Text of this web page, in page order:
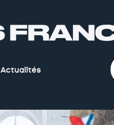
Actualités